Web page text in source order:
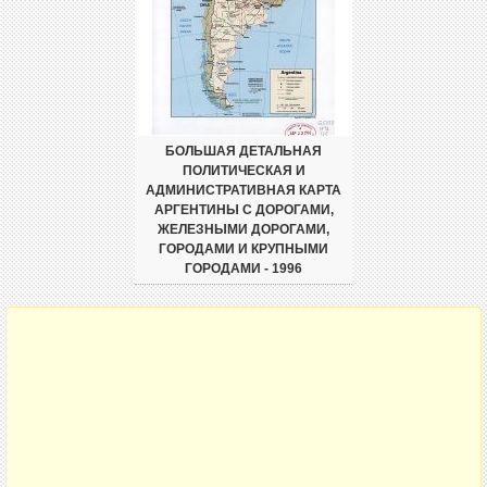
БОЛЬШАЯ ДЕТАЛЬНАЯ
ПОЛИТИЧЕСКАЯ И
АДМИНИСТРАТИВНАЯ КАРТА
АРГЕНТИНЫ С ДОРОГАМИ,
ЖЕЛЕЗНЫМИ ДОРОГАМИ,
ГОРОДАМИ И КРУПНЫМИ
ГОРОДАМИ - 1996